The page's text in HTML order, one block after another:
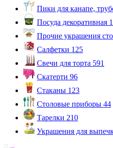
Пики для канапе,
Посуда декоративная
Прочие украшения
Салфетки 125
Свечи для торта 591
Скатерти 96
Стаканы 123
Столовые приборы 44
Тарелки 210
Украшения для